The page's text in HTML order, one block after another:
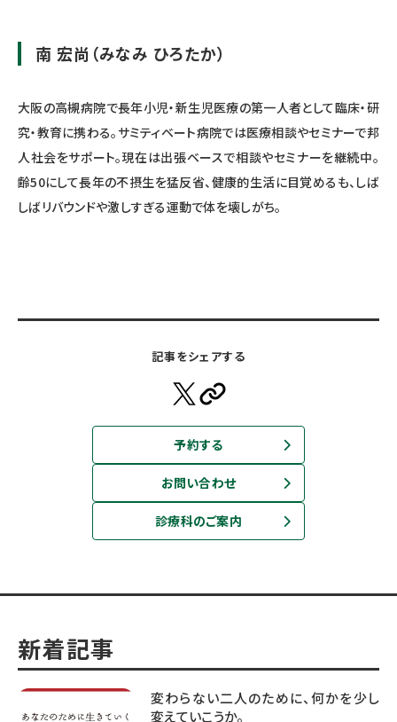
南 宏尚（みなみ ひろたか）
大阪の高槻病院で長年小児・新生児医療の第一人者として臨床・研
究・教育に携わる。サミティベート病院では医療相談やセミナーで邦
人社会をサポート。現在は出張ベースで相談やセミナーを継続中。
齢50にして長年の不摂生を猛反省、健康的生活に目覚めるも、しば
しばリバウンドや激しすぎる運動で体を壊しがち。
記事をシェアする
予約する
お問い合わせ
診療科のご案内
新着記事
変わらない二人のために、何かを少し
変えていこうか。